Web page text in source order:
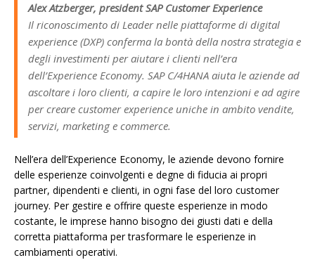
Alex Atzberger, president SAP Customer Experience
Il riconoscimento di Leader nelle piattaforme di digital
experience (DXP) conferma la bontà della nostra strategia e
degli investimenti per aiutare i clienti nell’era
dell’Experience Economy. SAP C/4HANA aiuta le aziende ad
ascoltare i loro clienti, a capire le loro intenzioni e ad agire
per creare customer experience uniche in ambito vendite,
servizi, marketing e commerce.
Nell’era dell’Experience Economy, le aziende devono fornire
delle esperienze coinvolgenti e degne di fiducia ai propri
partner, dipendenti e clienti, in ogni fase del loro customer
journey. Per gestire e offrire queste esperienze in modo
costante, le imprese hanno bisogno dei giusti dati e della
corretta piattaforma per trasformare le esperienze in
cambiamenti operativi.